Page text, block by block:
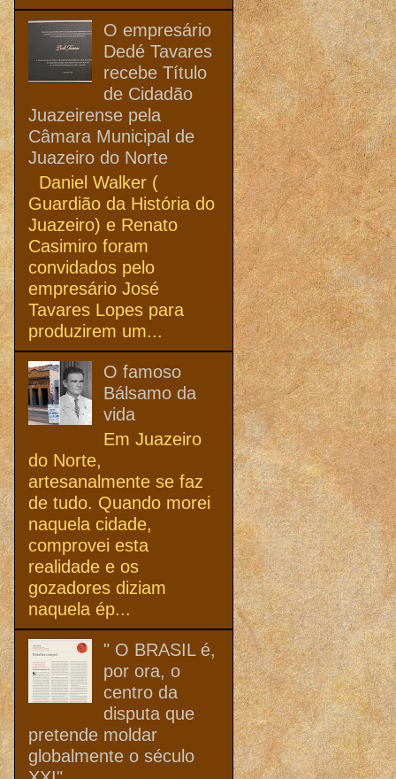
O empresário
Dedé Tavares
recebe Título
de Cidadão
Juazeirense pela
Câmara Municipal de
Juazeiro do Norte
Daniel Walker (
Guardião da História do
Juazeiro) e Renato
Casimiro foram
convidados pelo
empresário José
Tavares Lopes para
produzirem um...
O famoso
Bálsamo da
vida
Em Juazeiro
do Norte,
artesanalmente se faz
de tudo. Quando morei
naquela cidade,
comprovei esta
realidade e os
gozadores diziam
naquela ép...
" O BRASIL é,
por ora, o
centro da
disputa que
pretende moldar
globalmente o século